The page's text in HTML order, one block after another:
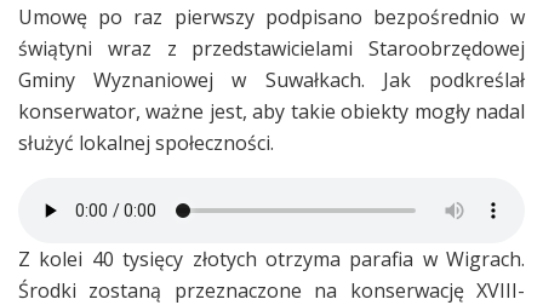
Umowę po raz pierwszy podpisano bezpośrednio w
świątyni wraz z przedstawicielami Staroobrzędowej
Gminy Wyznaniowej w Suwałkach. Jak podkreślał
konserwator, ważne jest, aby takie obiekty mogły nadal
służyć lokalnej społeczności.
Z kolei 40 tysięcy złotych otrzyma parafia w Wigrach.
Środki zostaną przeznaczone na konserwację XVIII-